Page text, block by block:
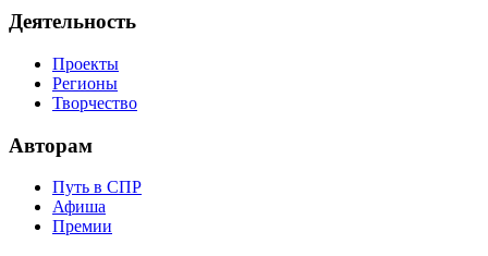
Деятельность
Проекты
Регионы
Творчество
Авторам
Путь в СПР
Афиша
Премии